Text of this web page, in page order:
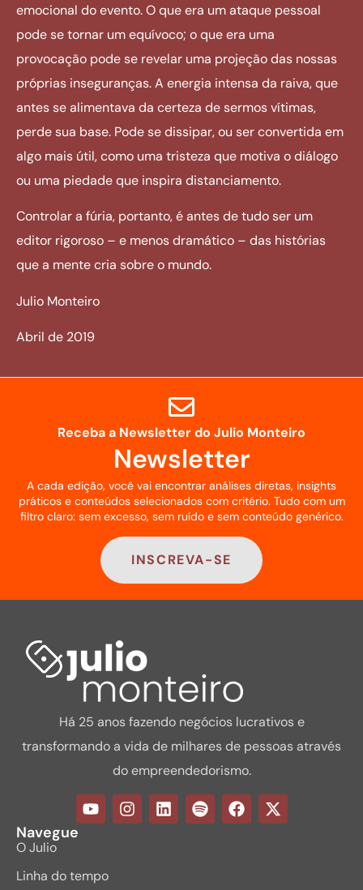
emocional do evento. O que era um ataque pessoal
pode se tornar um equívoco; o que era uma
provocação pode se revelar uma projeção das nossas
próprias inseguranças. A energia intensa da raiva, que
antes se alimentava da certeza de sermos vítimas,
perde sua base. Pode se dissipar, ou ser convertida em
algo mais útil, como uma tristeza que motiva o diálogo
ou uma piedade que inspira distanciamento.
Controlar a fúria, portanto, é antes de tudo ser um
editor rigoroso – e menos dramático – das histórias
que a mente cria sobre o mundo.
Julio Monteiro
Abril de 2019
Receba a Newsletter do Julio Monteiro
Newsletter
A cada edição, você vai encontrar análises diretas, insights
práticos e conteúdos selecionados com critério. Tudo com um
filtro claro: sem excesso, sem ruído e sem conteúdo genérico.
INSCREVA-SE
Há 25 anos fazendo negócios lucrativos e
transformando a vida de milhares de pessoas através
do empreendedorismo.
Navegue
O Julio
Linha do tempo